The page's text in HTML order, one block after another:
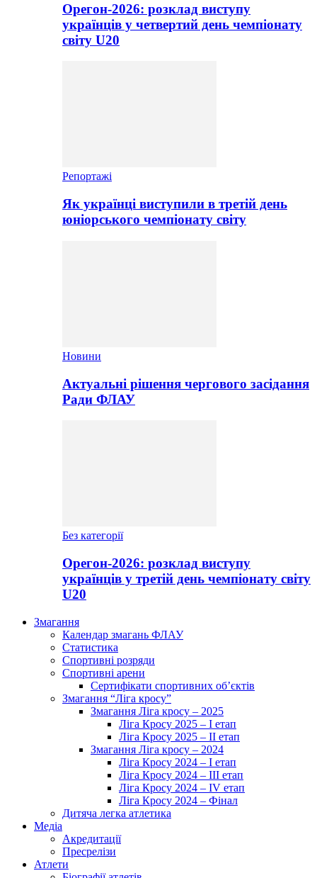
Орегон-2026: розклад виступу
українців у четвертий день чемпіонату
світу U20
Репортажі
Як українці виступили в третій день
юніорського чемпіонату світу
Новини
Актуальні рішення чергового засідання
Ради ФЛАУ
Без категорії
Орегон-2026: розклад виступу
українців у третій день чемпіонату світу
U20
Змагання
Календар змагань ФЛАУ
Статистика
Спортивні розряди
Спортивні арени
Сертифікати спортивних об’єктів
Змагання “Ліга кросу”
Змагання Ліга кросу – 2025
Ліга Кросу 2025 – I етап
Ліга Кросу 2025 – II етап
Змагання Ліга кросу – 2024
Ліга Кросу 2024 – I етап
Ліга Кросу 2024 – III етап
Ліга Кросу 2024 – IV етап
Ліга Кросу 2024 – Фінал
Дитяча легка атлетика
Медіа
Акредитації
Пресрелізи
Атлети